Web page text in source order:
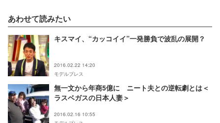
あわせて読みたい
キスマイ、“カッコイイ”一発勝負で波乱の展開？
2016.02.22 14:20
モデルプレス
無一文から年商5億に ニート夫との逆転劇とは＜
ラスベガスの日本人妻＞
2016.02.16 10:55